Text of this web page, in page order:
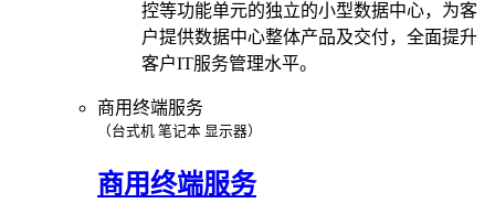
控等功能单元的独立的小型数据中心，为客
户提供数据中心整体产品及交付，全面提升
客户IT服务管理水平。
商用终端服务
（台式机 笔记本 显示器）
商用终端服务